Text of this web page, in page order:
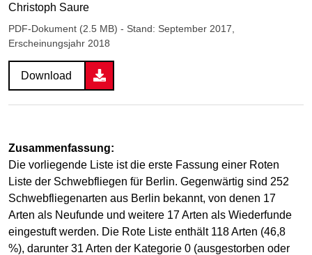
Christoph Saure
PDF-Dokument (2.5 MB) - Stand: September 2017,
Erscheinungsjahr 2018
Download
Zusammenfassung:
Die vorliegende Liste ist die erste Fassung einer Roten
Liste der Schwebfliegen für Berlin. Gegenwärtig sind 252
Schwebfliegenarten aus Berlin bekannt, von denen 17
Arten als Neufunde und weitere 17 Arten als Wiederfunde
eingestuft werden. Die Rote Liste enthält 118 Arten (46,8
%), darunter 31 Arten der Kategorie 0 (ausgestorben oder